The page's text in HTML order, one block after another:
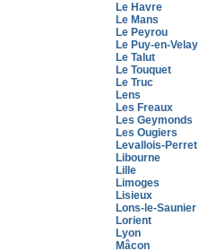
Le Havre
Le Mans
Le Peyrou
Le Puy-en-Velay
Le Talut
Le Touquet
Le Truc
Lens
Les Freaux
Les Geymonds
Les Ougiers
Levallois-Perret
Libourne
Lille
Limoges
Lisieux
Lons-le-Saunier
Lorient
Lyon
Mâcon